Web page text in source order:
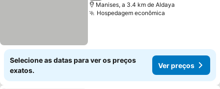
Manises, a 3.4 km de Aldaya
Hospedagem econômica
Selecione as datas para ver os preços
exatos.
Ver preços